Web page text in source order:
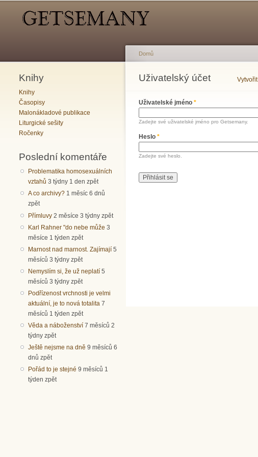
Knihy
Knihy
Časopisy
Malonákladové publikace
Liturgické sešity
Ročenky
Poslední komentáře
Problematika homosexuálních
vztahů 3 týdny 1 den zpět
A co archivy? 1 měsíc 6 dnů
zpět
Přímluvy 2 měsíce 3 týdny zpět
Karl Rahner "do nebe může 3
měsíce 1 týden zpět
Marnost nad marnost. Zajímají 5
měsíců 3 týdny zpět
Nemyslím si, že už neplatí 5
měsíců 3 týdny zpět
Podřízenost vrchnosti je velmi
aktuální, je to nová totalita 7
měsíců 1 týden zpět
Věda a náboženství 7 měsíců 2
týdny zpět
Ještě nejsme na dně 9 měsíců 6
dnů zpět
Pořád to je stejné 9 měsíců 1
týden zpět
Jste zde
Domů
Uživatelský účet
Hlavní záložky
Uživatelské jméno *
Zadejte své uživatelské jméno pro Getsemany.
Heslo *
Zadejte své heslo.